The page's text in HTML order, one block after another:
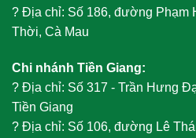
? Địa chỉ: Số 186, đường Phạm
Thời, Cà Mau
Chi nhánh Tiền Giang:
? Địa chỉ: Số 317 - Trần Hưng
Tiền Giang
? Địa chỉ: Số 106, đường Lê